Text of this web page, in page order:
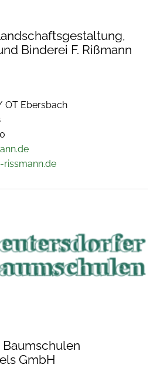
Binderei F. Rißmann
OT Ebersbach
GmbH